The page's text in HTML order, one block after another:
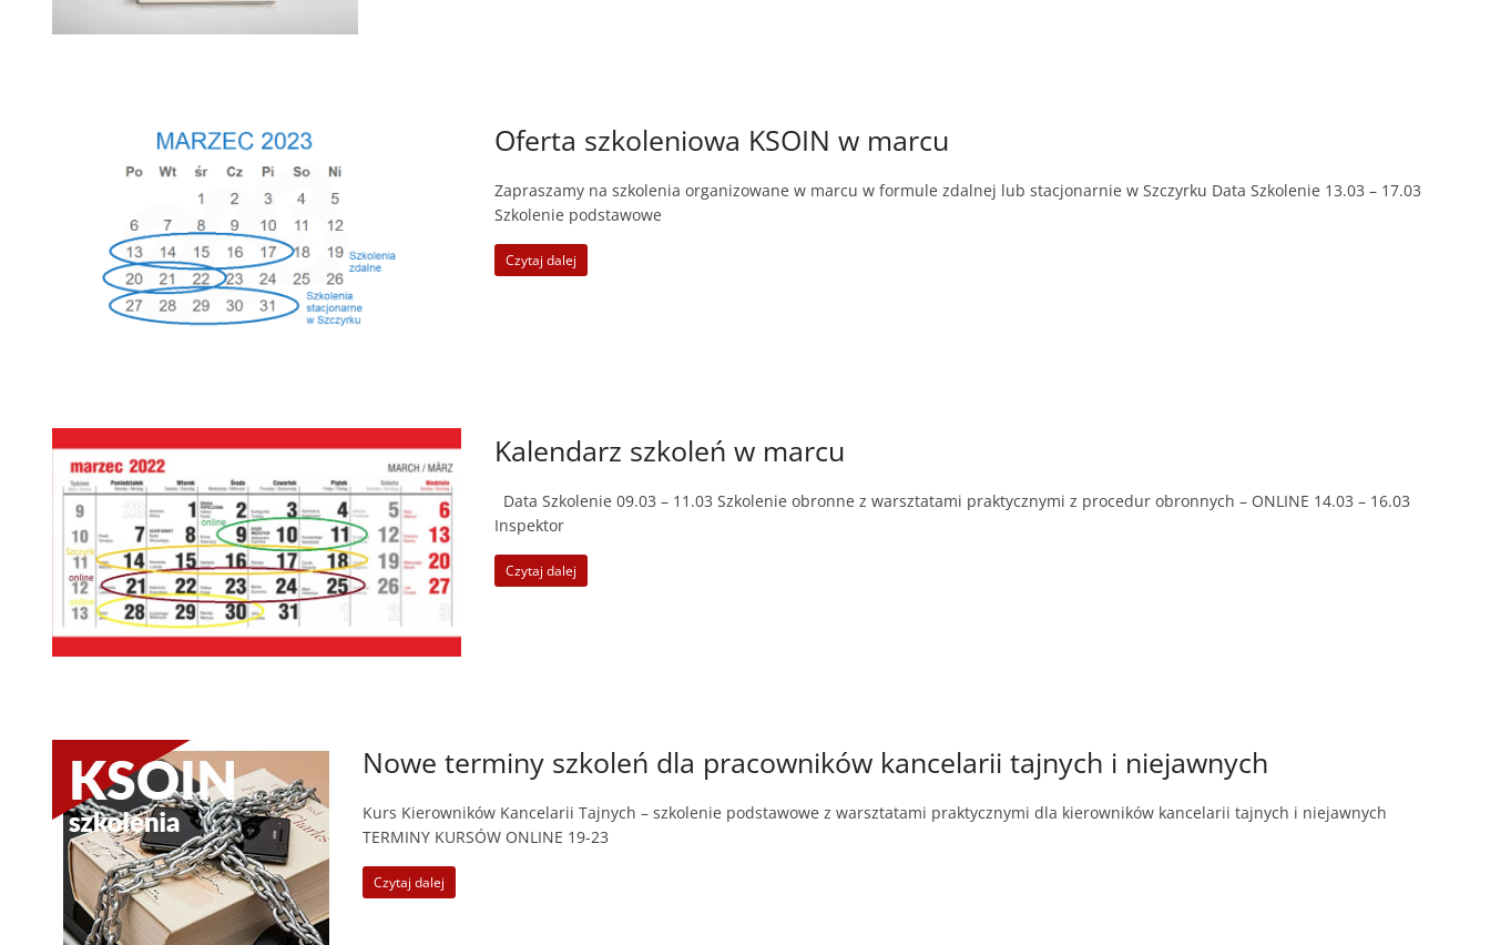
Oferta szkoleniowa KSOIN w marcu
Zapraszamy na szkolenia organizowane w marcu w formule zdalnej lub stacjonarnie w Szczyrku Data Szkolenie 13.03 – 17.03
Szkolenie podstawowe
Czytaj dalej
Kalendarz szkoleń w marcu
Data Szkolenie 09.03 – 11.03 Szkolenie obronne z warsztatami praktycznymi z procedur obronnych – ONLINE 14.03 – 16.03
Inspektor
Czytaj dalej
Nowe terminy szkoleń dla pracowników kancelarii tajnych i niejawnych
Kurs Kierowników Kancelarii Tajnych – szkolenie podstawowe z warsztatami praktycznymi dla kierowników kancelarii tajnych i niejawnych
TERMINY KURSÓW ONLINE 19-23
Czytaj dalej